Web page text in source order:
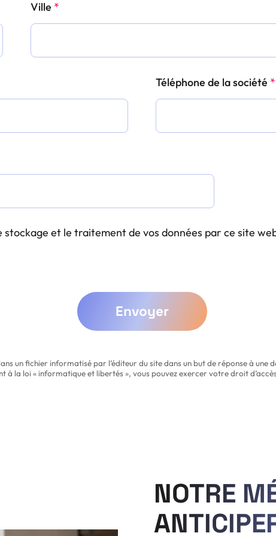
Ville *
Téléphone de la société *
stockage et le traitement de vos données par ce site
Envoyer
un fichier informatisé par l’éditeur du site dans un but de réponse à une
à la loi « informatique et libertés », vous pouvez exercer votre droit
NOTRE